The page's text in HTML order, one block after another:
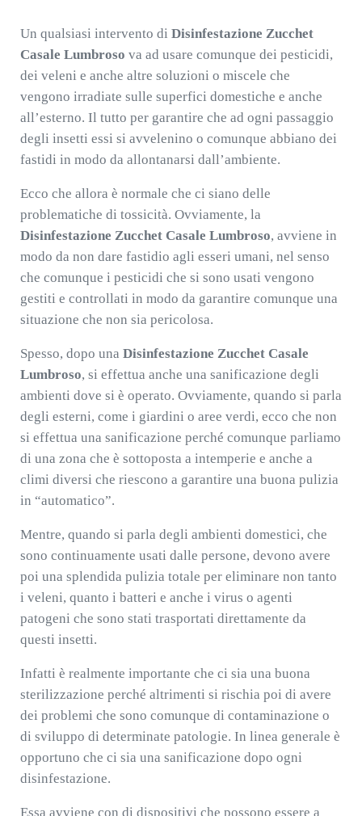
Un qualsiasi intervento di Disinfestazione Zucchet
Casale Lumbroso va ad usare comunque dei pesticidi,
dei veleni e anche altre soluzioni o miscele che
vengono irradiate sulle superfici domestiche e anche
all’esterno. Il tutto per garantire che ad ogni passaggio
degli insetti essi si avvelenino o comunque abbiano dei
fastidi in modo da allontanarsi dall’ambiente.
Ecco che allora è normale che ci siano delle
problematiche di tossicità. Ovviamente, la
Disinfestazione Zucchet Casale Lumbroso, avviene in
modo da non dare fastidio agli esseri umani, nel senso
che comunque i pesticidi che si sono usati vengono
gestiti e controllati in modo da garantire comunque una
situazione che non sia pericolosa.
Spesso, dopo una Disinfestazione Zucchet Casale
Lumbroso, si effettua anche una sanificazione degli
ambienti dove si è operato. Ovviamente, quando si parla
degli esterni, come i giardini o aree verdi, ecco che non
si effettua una sanificazione perché comunque parliamo
di una zona che è sottoposta a intemperie e anche a
climi diversi che riescono a garantire una buona pulizia
in “automatico”.
Mentre, quando si parla degli ambienti domestici, che
sono continuamente usati dalle persone, devono avere
poi una splendida pulizia totale per eliminare non tanto
i veleni, quanto i batteri e anche i virus o agenti
patogeni che sono stati trasportati direttamente da
questi insetti.
Infatti è realmente importante che ci sia una buona
sterilizzazione perché altrimenti si rischia poi di avere
dei problemi che sono comunque di contaminazione o
di sviluppo di determinate patologie. In linea generale è
opportuno che ci sia una sanificazione dopo ogni
disinfestazione.
Essa avviene con di dispositivi che possono essere a